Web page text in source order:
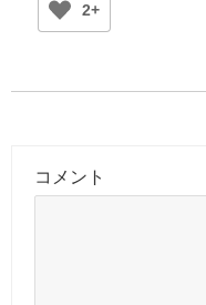
2+
コメント